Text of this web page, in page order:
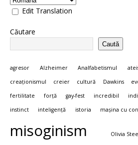
Edit Translation
Căutare
Caută
agresor Alzheimer Analfabetismul
creaționismul
creier cultură Dawkins
fertilitate
forță gay-fest incredibil
instinct
inteligență istoria mașina cu
misoginism Olivia